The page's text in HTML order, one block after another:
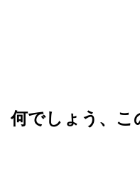
何でしょう、こ